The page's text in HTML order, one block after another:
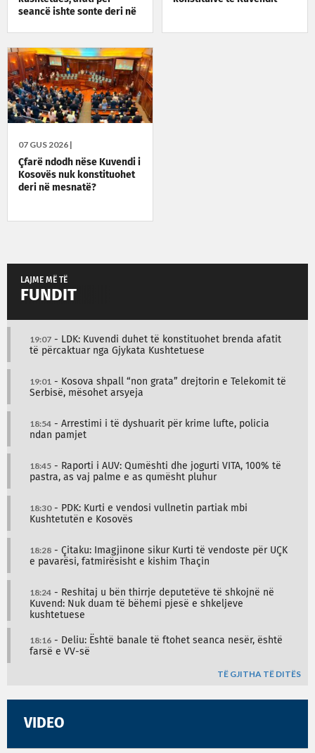
seancë ishte sonte deri në
07 GUS 2026 |
Çfarë ndodh nëse Kuvendi i
Kosovës nuk konstituohet
deri në mesnatë?
LAJME MË TË
FUNDIT
19:07 - LDK: Kuvendi duhet të konstituohet brenda afatit
të përcaktuar nga Gjykata Kushtetuese
19:01 - Kosova shpall “non grata” drejtorin e Telekomit të
Serbisë, mësohet arsyeja
18:54 - Arrestimi i të dyshuarit për krime lufte, policia
ndan pamjet
18:45 - Raporti i AUV: Qumështi dhe jogurti VITA, 100% të
pastra, as vaj palme e as qumësht pluhur
18:30- PDK: Kurti e vendosi vullnetin partiak mbi
Kushtetutën e Kosovës
18:28 - Çitaku: Imagjinone sikur Kurti të vendoste për UÇK
e pavarësi, fatmirësisht e kishim Thaçin
18:24 - Reshitaj u bën thirrje deputetëve të shkojnë në
Kuvend: Nuk duam të bëhemi pjesë e shkeljeve
kushtetuese
18:16 - Deliu: Është banale të ftohet seanca nesër, është
farsë e VV-së
TË GJITHA TË DITËS
VIDEO